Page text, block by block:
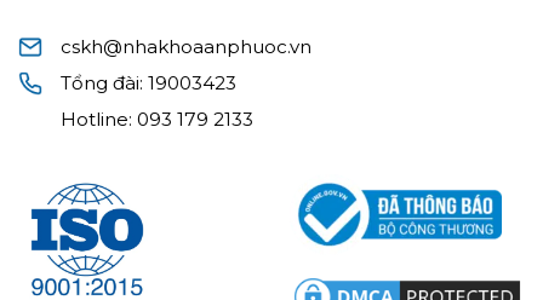
cskh@nhakhoaanphuoc.vn
Tổng đài:19003423
Hotline:093 179 2133